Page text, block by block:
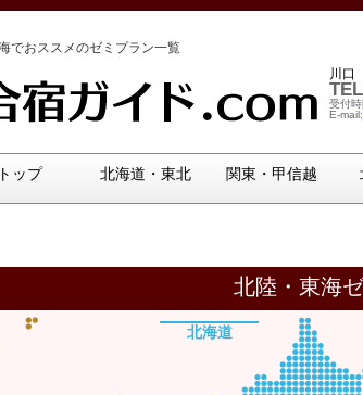
でおススメのゼミプラン一覧
川口
受付
E-mail:
トップ 北海道・東北 関東・甲信越
北陸・東海
北海道